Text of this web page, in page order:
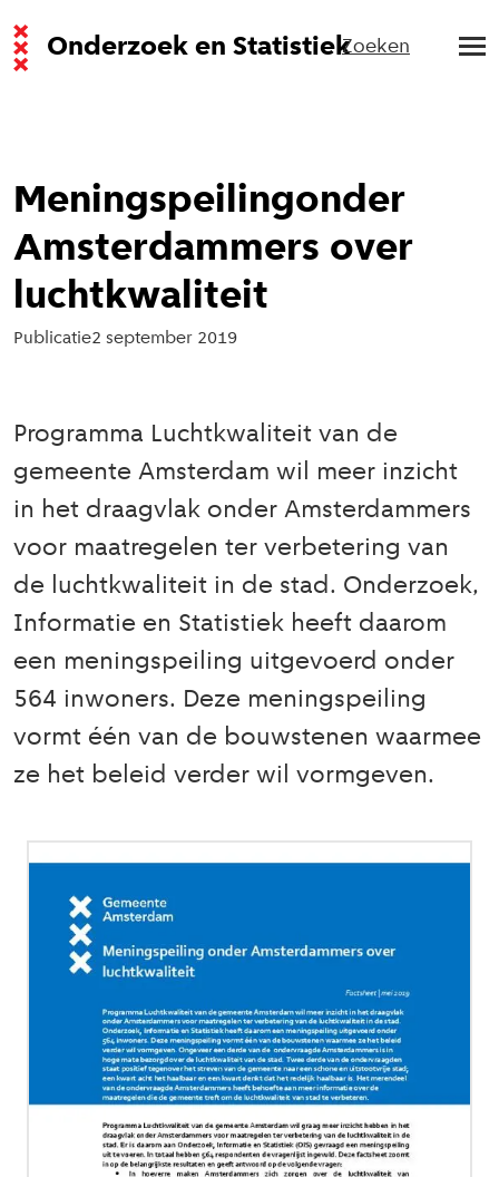
Onderzoek en StatistiekZoeken
Meningspeilingonder
Amsterdammers over
luchtkwaliteit
Publicatie2 september 2019
Programma Luchtkwaliteit van de
gemeente Amsterdam wil meer inzicht
in het draagvlak onder Amsterdammers
voor maatregelen ter verbetering van
de luchtkwaliteit in de stad. Onderzoek,
Informatie en Statistiek heeft daarom
een meningspeiling uitgevoerd onder
564 inwoners. Deze meningspeiling
vormt één van de bouwstenen waarmee
ze het beleid verder wil vormgeven.